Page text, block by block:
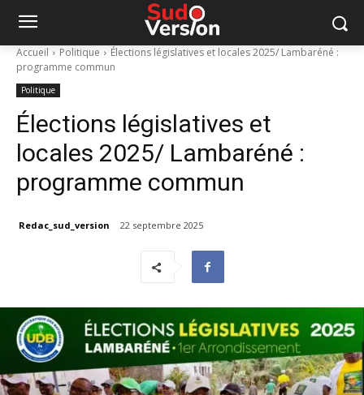
Accueil Politique
Élections législatives et locales 2025/ Lambaréné :
programme commun
Politique
Élections législatives et
locales 2025/ Lambaréné :
programme commun
Redac_sud_version 22 septembre 2025